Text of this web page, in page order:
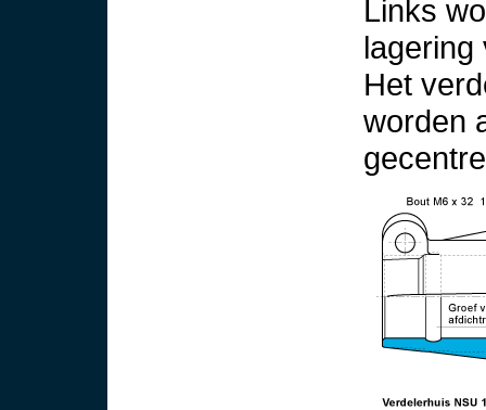
Links
lagering
Het
worden